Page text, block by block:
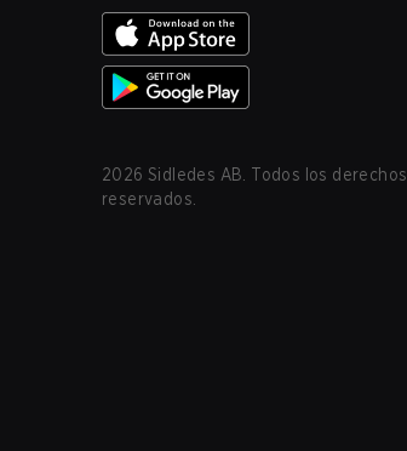
2026 Sidledes AB. Todos los derechos
reservados.